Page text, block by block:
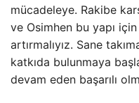
mücadeleye. Rakibe
ve Osimhen bu yapı için
artırmalıyız. Sane
katkıda bulunmaya
devam eden başarılı